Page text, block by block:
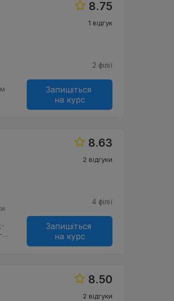
8.75
1 відгук
2 філії
Запишіться
на курс
…
8.63
2 відгуки
4 філії
Запишіться
на курс
8.50
2 відгуки